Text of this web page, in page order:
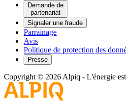
Demande de
partenariat
Signaler une fraude
Parrainage
Avis
Politique de protection des
Presse
Copyright © 2026 Alpiq - L'énergie